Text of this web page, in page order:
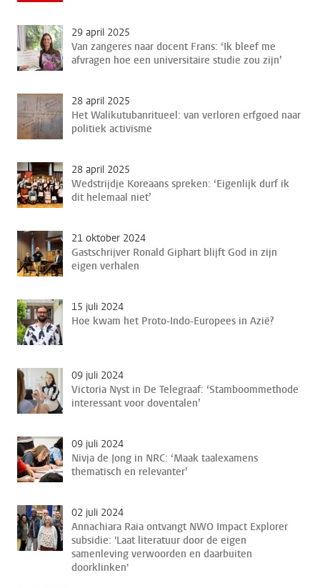
29 april 2025
Van zangeres naar docent Frans: ‘Ik bleef me
afvragen hoe een universitaire studie zou zijn’
28 april 2025
Het Walikutubanritueel: van verloren erfgoed naar
politiek activisme
28 april 2025
Wedstrijdje Koreaans spreken: ‘Eigenlijk durf ik
dit helemaal niet’
21 oktober 2024
Gastschrijver Ronald Giphart blijft God in zijn
eigen verhalen
15 juli 2024
Hoe kwam het Proto-Indo-Europees in Azië?
09 juli 2024
Victoria Nyst in De Telegraaf: ‘Stamboommethode
interessant voor doventalen’
09 juli 2024
Nivja de Jong in NRC: ‘Maak taalexamens
thematisch en relevanter’
02 juli 2024
Annachiara Raia ontvangt NWO Impact Explorer
subsidie: 'Laat literatuur door de eigen
samenleving verwoorden en daarbuiten
doorklinken'